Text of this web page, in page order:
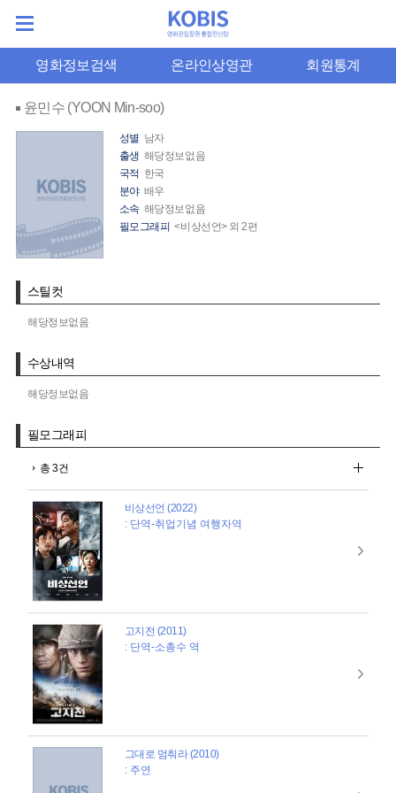
영화정보검색 온라인상영관 회원통계
윤민수 (YOON Min-soo)
성별 남자
출생 해당정보없음
국적 한국
분야 배우
소속 해당정보없음
필모그래피 <비상선언> 외 2편
스틸컷
해당정보없음
수상내역
해당정보없음
필모그래피
총 3건
비상선언 (2022)
: 단역-취업기념 여행자역
고지전 (2011)
: 단역-소총수 역
그대로 멈춰라 (2010)
: 주연